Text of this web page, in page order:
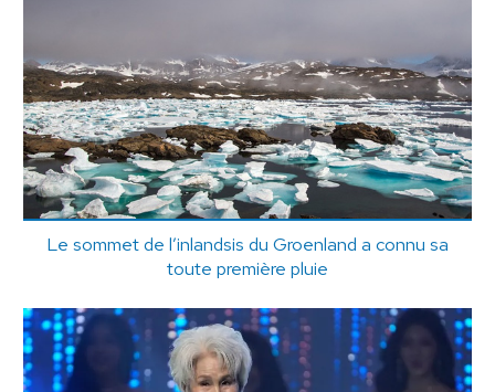
Le sommet de l’inlandsis du Groenland a connu sa
toute première pluie